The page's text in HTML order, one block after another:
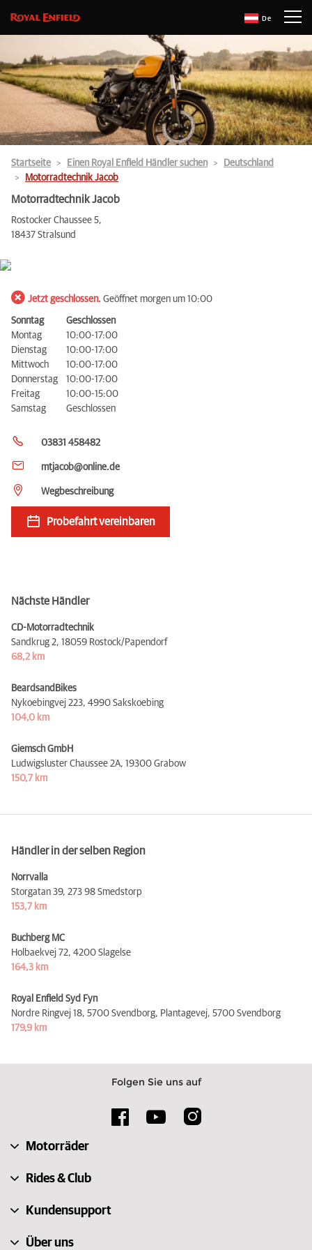
De
Startseite Einen Royal Enfield Händler suchen
Deutschland
Motorradtechnik Jacob
Motorradtechnik Jacob
Rostocker Chaussee 5,
18437 Stralsund
Jetzt geschlossen. Geöffnet morgen um 10:00
Sonntag
Geschlossen
Montag
10:00-17:00
Dienstag
10:00-17:00
Mittwoch
10:00-17:00
Donnerstag
10:00-17:00
Freitag
10:00-15:00
Samstag
Geschlossen
03831 458482
mtjacob@online.de
Wegbeschreibung
Probefahrt vereinbaren
Nächste Händler
CD-Motorradtechnik
Sandkrug 2, 18059 Rostock/Papendorf
68,2 km
BeardsandBikes
Nykoebingvej 223, 4990 Sakskoebing
104,0 km
Giemsch GmbH
Ludwigsluster Chaussee 2A, 19300 Grabow
150,7 km
Händler in der selben Region
Norrvalla
Storgatan 39, 273 98 Smedstorp
153,7 km
Buchberg MC
Holbaekvej 72, 4200 Slagelse
164,3 km
Royal Enfield Syd Fyn
Nordre Ringvej 18, 5700 Svendborg, Plantagevej, 5700 Svendborg
179,9 km
Folgen Sie uns auf
Motorräder
Rides & Club
Kundensupport
Über uns